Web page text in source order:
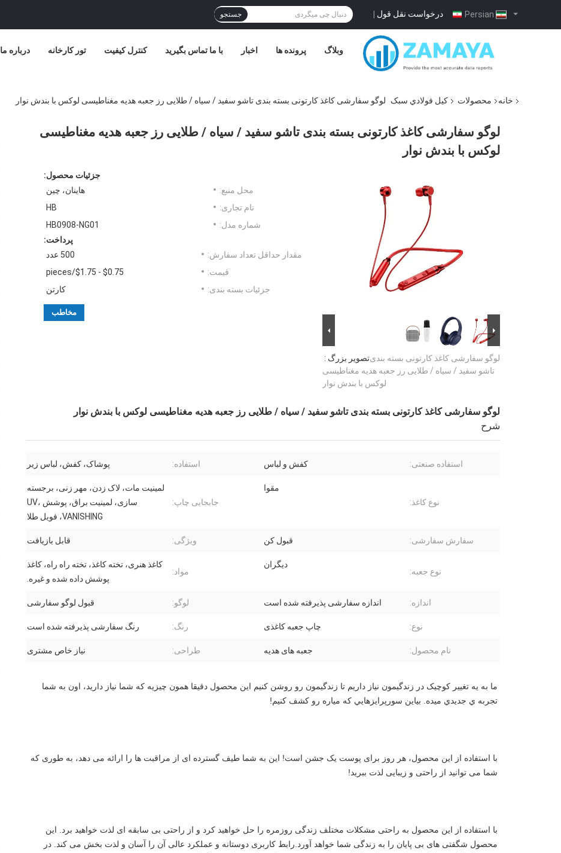
درخواست نقل قول | جستجو
درباره ما تور کارخانه کنترل کیفیت با ما تماس بگیرید اخبار پرونده ها وبلاگ
خانه محصولات کيل فولادي سبک لوگو سفارشی کاغذ کارتونی بسته بندی تاشو سفید / سیاه / طلایی رز جعبه هدیه مغناطیسی لوکس با بندش نوار
لوگو سفارشی کاغذ کارتونی بسته بندی تاشو سفید / سیاه / طلایی رز جعبه هدیه مغناطیسی
لوکس با بندش نوار
تصویر بزرگ :لوگو سفارشی کاغذ کارتونی بسته بندی
تاشو سفید / سیاه / طلایی رز جعبه هدیه مغناطیسی
لوکس با بندش نوار
جزئیات محصول:
محل منبع:
هاینان، چین
نام تجاری:
HB
شماره مدل:
HB0908-NG01
پرداخت:
مقدار حداقل تعداد سفارش:
500 عدد
قیمت:
$0.75 - $1.75/pieces
جزئیات بسته بندی:
کارتن
مخاطب
لوگو سفارشی کاغذ کارتونی بسته بندی تاشو سفید / سیاه / طلایی رز جعبه هدیه مغناطیسی لوکس با بندش نوار
شرح
استفاده صنعتی: کفش و لباس استفاده: پوشاک، کفش، لباس زیر
نوع کاغذ:
مقوا
جابجایی چاپ:
لمینیت مات، لاک زدن، مهر زنی، برجسته
سازی، لمینیت براق، پوشش UV،
VANISHING، فویل طلا
سفارش سفارشی: قبول کن ویژگی: قابل بازیافت
نوع جعبه:
دیگران
مواد:
کاغذ هنری، تخته کاغذ، تخته راه راه، کاغذ
پوشش داده شده و غیره.
اندازه: اندازه سفارشی پذیرفته شده است لوگو: قبول لوگو سفارشی
نوع: چاپ جعبه کاغذی رنگ: رنگ سفارشی پذیرفته شده است
نام محصول: جعبه های هدیه طراحی: نیاز خاص مشتری
تجربه ي جديدي ميده. بياين سورپرايزهايي که مياره رو کشف کنيم!
شما می توانید از راحتی و زیبایی لذت ببرید!